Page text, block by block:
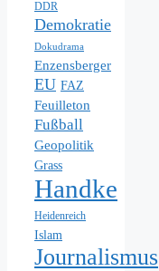
DDR
Demokratie
Dokudrama
Enzensberger
EU FAZ
Feuilleton
Fußball
Geopolitik
Grass
Handke
Heidenreich
Islam
Journalismus